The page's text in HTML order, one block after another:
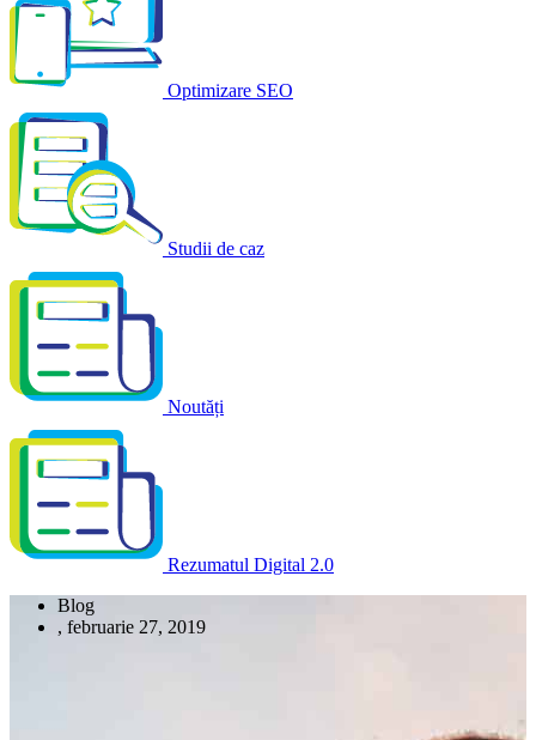
Optimizare SEO
Studii de caz
Noutăți
Rezumatul Digital 2.0
Blog
, februarie 27, 2019